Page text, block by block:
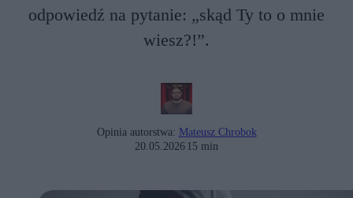
odpowiedź na pytanie: „skąd Ty to o mnie
wiesz?!”.
Opinia autorstwa: Mateusz Chrobok
20.05.2026 15 min